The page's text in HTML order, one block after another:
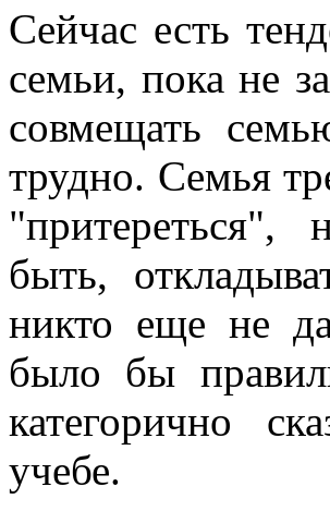
Сейчас есть
семьи, пока не
совмещать
трудно. Семья
"притереться",
быть,
никто еще не
было бы
категорично
учебе.